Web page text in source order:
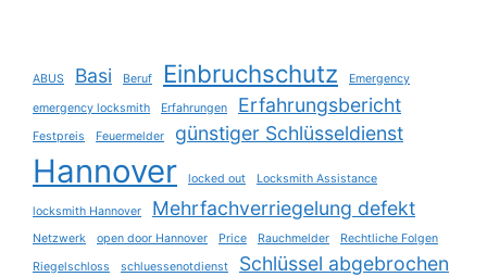
ABUS Basi Beruf Einbruchschutz Emergency
emergency locksmith Erfahrungen Erfahrungsbericht
Festpreis Feuermelder günstiger Schlüsseldienst
Hannover locked out Locksmith Assistance
locksmith Hannover Mehrfachverriegelung defekt
Netzwerk open door Hannover Price Rauchmelder
Rechtliche Folgen
Riegelschloss
schluessenotdienst
Schlüssel abgebrochen